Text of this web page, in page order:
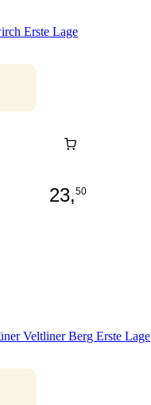
Erste Lage
23,50
Veltliner Berg Erste Lage